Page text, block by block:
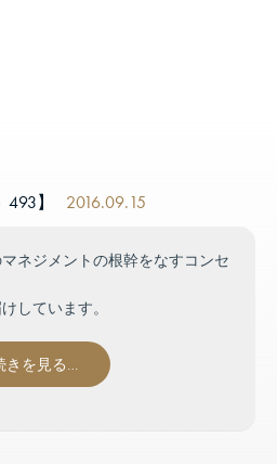
】 2016.09.15
ネジメントの根幹をなすコンセ
しています。
きを見る…